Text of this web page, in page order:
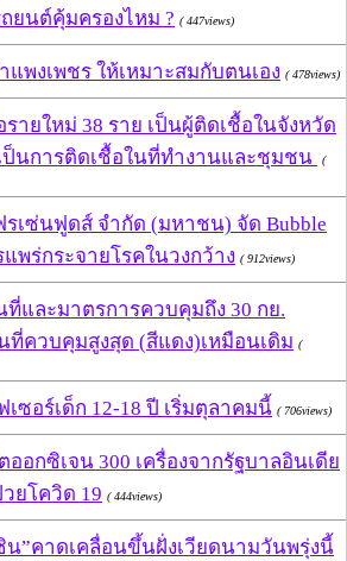
ยนต์คุ้มครองไหม ? ( 447views)
พงเพชร ให้เหมาะสมกับตนเอง ( 478views)
ายใหม่ 38 ราย เป็นผู้ติดเชื้อในจังหวัด
ป็นการติดเชื้อในที่ทำงานและชุมชน
(
รเซ่นฟูดส์ จำกัด (มหาชน) จัด Bubble
แพร่กระจายโรคในวงกว้าง ( 912views)
และมาตรการควบคุมถึง 30 กย.
ที่ควบคุมสูงสุด (สีแดง)เหมือนเดิม (
ซอร์เด็ก 12-18 ปี เริ่มตุลาคมนี้ ( 706views)
ออกซิเจน 300 เครื่องจากรัฐบาลอินเดีย
ยโควิด 19 ( 444views)
”คาดเคลื่อนขึ้นฝั่งเวียดนามวันพรุ่งนี้